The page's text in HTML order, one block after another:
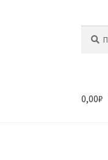
0,00₽